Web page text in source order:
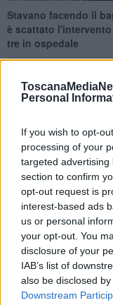
Personal
If you wish to opt-
processing of your
targeted
section to confirm
opt-out request is
interest-based ads
us or personal
your opt-out. You
disclosure of your
IAB’s list of
also be disclosed
Downstream
Stavano facendo il
è scattato
tre in ospedale
VIAREGGIO —
venerdì 12 Giugno, alla
Darsena a Viareggio,
bagno.
Proprio questi ultimi
antistanti la spiaggia:
bagniniin servizio
loro soccorso.
Tre di loro sono stati